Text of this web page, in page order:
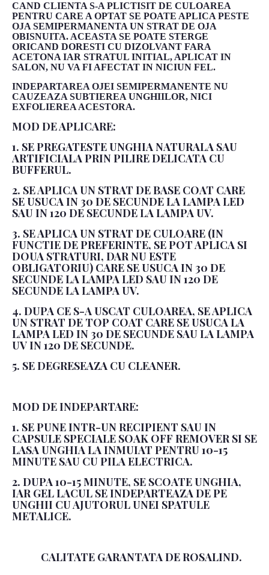
CAND CLIENTA S-A PLICTISIT DE CULOAREA
PENTRU CARE A OPTAT SE POATE APLICA PESTE
OJA SEMIPERMANENTA UN STRAT DE OJA
OBISNUITA. ACEASTA SE POATE STERGE
ORICAND DORESTI CU DIZOLVANT FARA
ACETONA IAR STRATUL INITIAL, APLICAT IN
SALON, NU VA FI AFECTAT IN NICIUN FEL.
INDEPARTAREA OJEI SEMIPERMANENTE NU
CAUZEAZA SUBTIEREA UNGHIILOR, NICI
EXFOLIEREA ACESTORA.
MOD DE APLICARE:
1. SE PREGATESTE UNGHIA NATURALA SAU
ARTIFICIALA PRIN PILIRE DELICATA CU
BUFFERUL.
2. SE APLICA UN STRAT DE BASE COAT CARE
SE USUCA IN 30 DE SECUNDE LA LAMPA LED
SAU IN 120 DE SECUNDE LA LAMPA UV.
3. SE APLICA UN STRAT DE CULOARE (IN
FUNCTIE DE PREFERINTE, SE POT APLICA SI
DOUA STRATURI, DAR NU ESTE
OBLIGATORIU) CARE SE USUCA IN 30 DE
SECUNDE LA LAMPA LED SAU IN 120 DE
SECUNDE LA LAMPA UV.
4. DUPA CE S-A USCAT CULOAREA, SE APLICA
UN STRAT DE TOP COAT CARE SE USUCA LA
LAMPA LED IN 30 DE SECUNDE SAU LA LAMPA
UV IN 120 DE SECUNDE.
5. SE DEGRESEAZA CU CLEANER.
MOD DE INDEPARTARE:
1. SE PUNE INTR-UN RECIPIENT SAU IN
CAPSULE SPECIALE SOAK OFF REMOVER SI SE
LASA UNGHIA LA INMUIAT PENTRU 10-15
MINUTE SAU CU PILA ELECTRICA.
2. DUPA 10-15 MINUTE, SE SCOATE UNGHIA,
IAR GEL LACUL SE INDEPARTEAZA DE PE
UNGHII CU AJUTORUL UNEI SPATULE
METALICE.
CALITATE GARANTATA DE ROSALIND.